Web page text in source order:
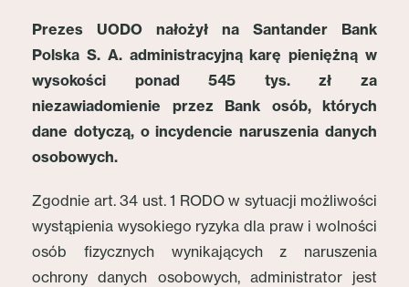
Prezes UODO nałożył na Santander Bank
Polska S. A. administracyjną karę pieniężną w
wysokości ponad 545 tys. zł za
niezawiadomienie przez Bank osób, których
dane dotyczą, o incydencie naruszenia danych
osobowych.
Zgodnie art. 34 ust. 1 RODO w sytuacji możliwości
wystąpienia wysokiego ryzyka dla praw i wolności
osób fizycznych wynikających z naruszenia
ochrony danych osobowych, administrator jest